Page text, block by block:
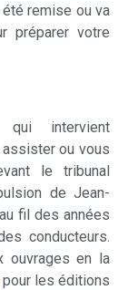
remise ou va
préparer votre
intervient
ou vous
le tribunal
de Jean-
fil des années
conducteurs.
ouvrages en la
pour les éditions